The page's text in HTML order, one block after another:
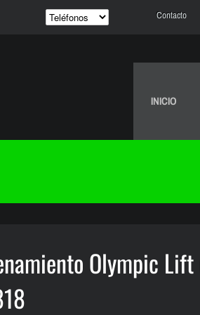
Contacto
INICIO
Olympic